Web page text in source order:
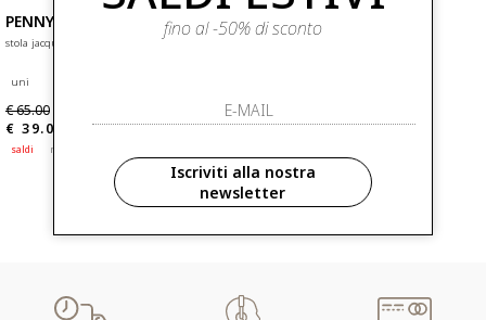
PENNYBLACK
stola jacquard con lamé pbaoggetti
uni
€ 65.00
€ 39.00
saldi nuovi arrivi
PENNYBLACK
€ 55.00
€ 33.00
fino al -50% di sconto
Iscriviti alla nostra
newsletter